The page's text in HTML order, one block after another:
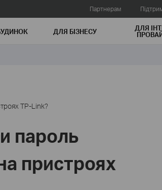
Партнерам
ДЛЯ БIЗНЕСУ ДЛЯ
TP-Link?
пароль
пристроях